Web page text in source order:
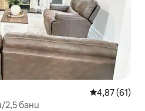
Средна
4,87 (61)
бани